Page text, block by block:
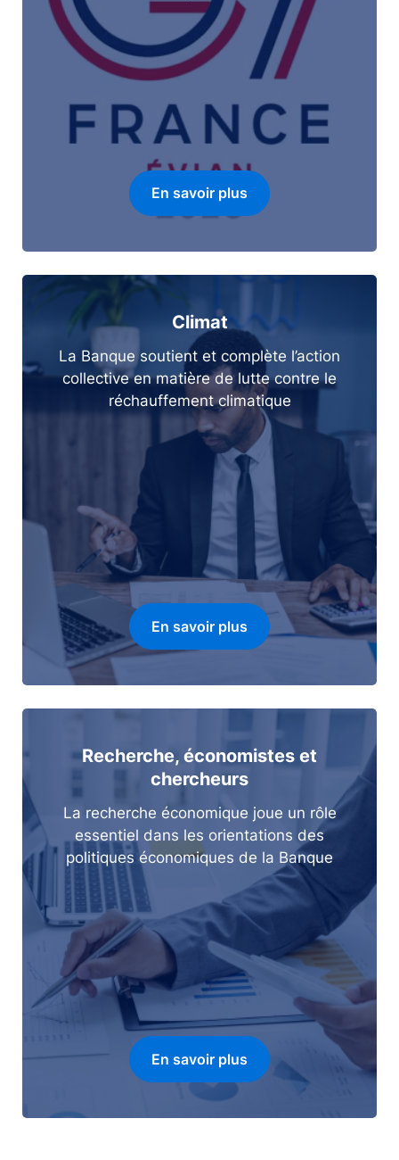
En savoir plus
Climat
La Banque soutient et complète l’action
collective en matière de lutte contre le
réchauffement climatique
En savoir plus
Recherche, économistes et
chercheurs
La recherche économique joue un rôle
essentiel dans les orientations des
politiques économiques de la Banque
En savoir plus